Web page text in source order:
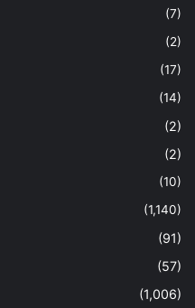
(7)
(2)
(17)
(14)
(2)
(2)
(10)
(1,140)
(91)
(57)
(1,006)